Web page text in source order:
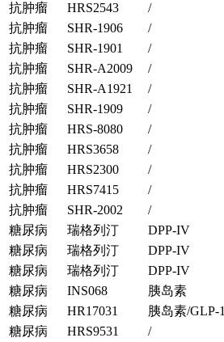
抗肿瘤
HRS2543 /
抗肿瘤
SHR-1906 /
抗肿瘤
SHR-1901 /
抗肿瘤
SHR-A2009 /
抗肿瘤
SHR-A1921 /
抗肿瘤
SHR-1909 /
抗肿瘤
HRS-8080 /
抗肿瘤
HRS3658 /
抗肿瘤
HRS2300 /
抗肿瘤
HRS7415 /
抗肿瘤
SHR-2002 /
糖尿病
瑞格列汀 DPP-IV
糖尿病
瑞格列汀 DPP-IV
糖尿病
瑞格列汀 DPP-IV
糖尿病
INS068 胰岛素
糖尿病
HR17031 胰岛素/GLP-1
糖尿病
HRS9531 /